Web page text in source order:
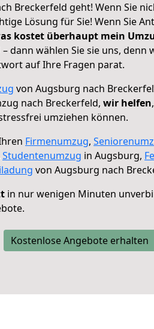
Breckerfeld geht! Wenn Sie
Lösung für Sie! Wenn Sie
kostet überhaupt mein
dann wählen Sie sie uns, denn
auf Ihre Fragen parat.
von Augsburg nach
nach Breckerfeld, wir helfen
umziehen können.
Firmenumzug,
Studentenumzug in Augsburg,
von Augsburg nach
in nur wenigen Minuten
Kostenlose Angebote erhalten